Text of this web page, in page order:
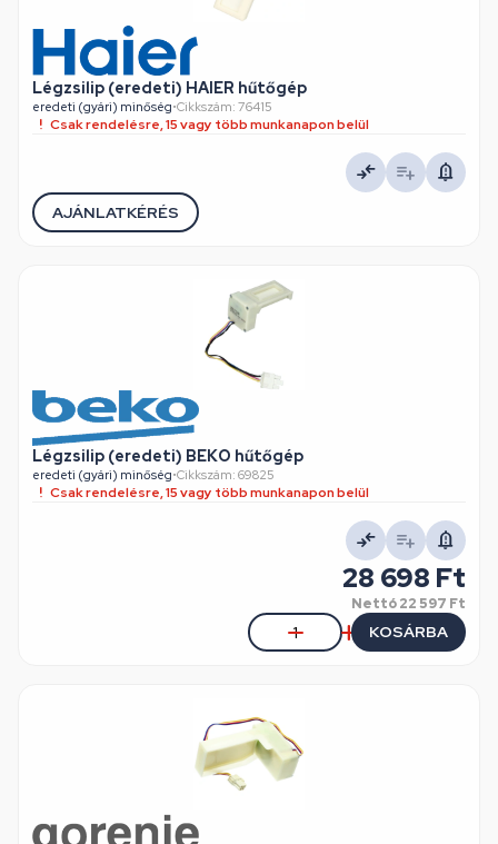
Légzsilip (eredeti) HAIER hűtőgép
eredeti (gyári) minőség•Cikkszám: 76415
Csak rendelésre, 15 vagy több munkanapon belül
AJÁNLATKÉRÉS
Légzsilip (eredeti) BEKO hűtőgép
eredeti (gyári) minőség•Cikkszám: 69825
Csak rendelésre, 15 vagy több munkanapon belül
28 698 Ft
Nettó22 597 Ft
KOSÁRBA